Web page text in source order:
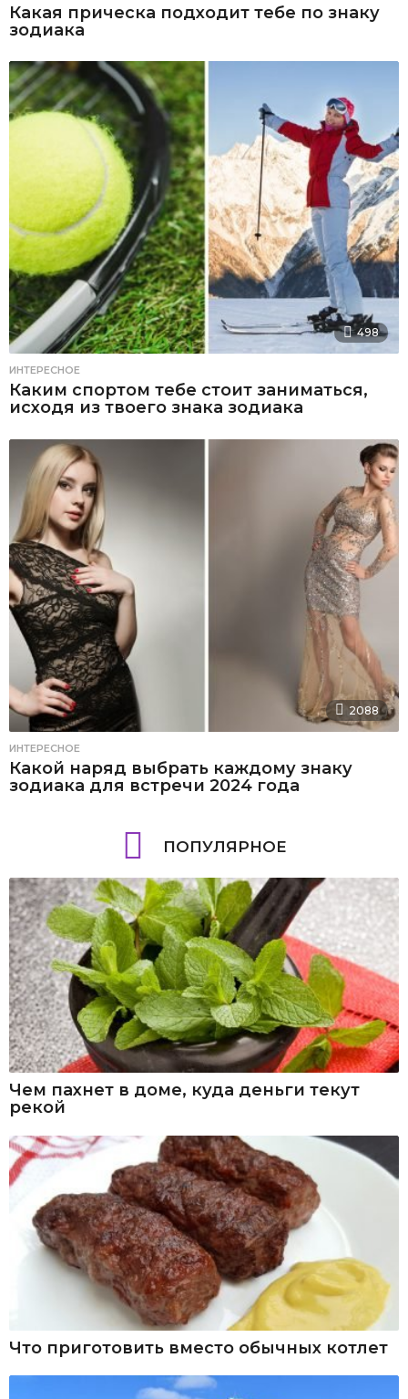
Какая прическа подходит тебе по знаку
зодиака
498
ИНТЕРЕСНОЕ
Каким спортом тебе стоит заниматься,
исходя из твоего знака зодиака
2088
ИНТЕРЕСНОЕ
Какой наряд выбрать каждому знаку
зодиака для встречи 2024 года
ПОПУЛЯРНОЕ
Чем пахнет в доме, куда деньги текут
рекой
Что приготовить вместо обычных котлет